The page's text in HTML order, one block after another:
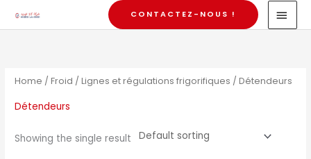
CONTACTEZ-NOUS !
Home /Froid /Lignes et régulations frigorifiques / Détendeurs
Détendeurs
Showing the single result